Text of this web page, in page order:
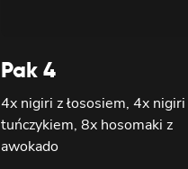
Pak 4
4x nigiri z łososiem, 4x nigiri
tuńczykiem, 8x hosomaki z
awokado